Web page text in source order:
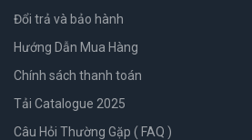
Đổi trả và bảo hành
Hướng Dẫn Mua Hàng
Chính sách thanh toán
Tải Catalogue 2025
Câu Hỏi Thường Gặp ( FAQ )